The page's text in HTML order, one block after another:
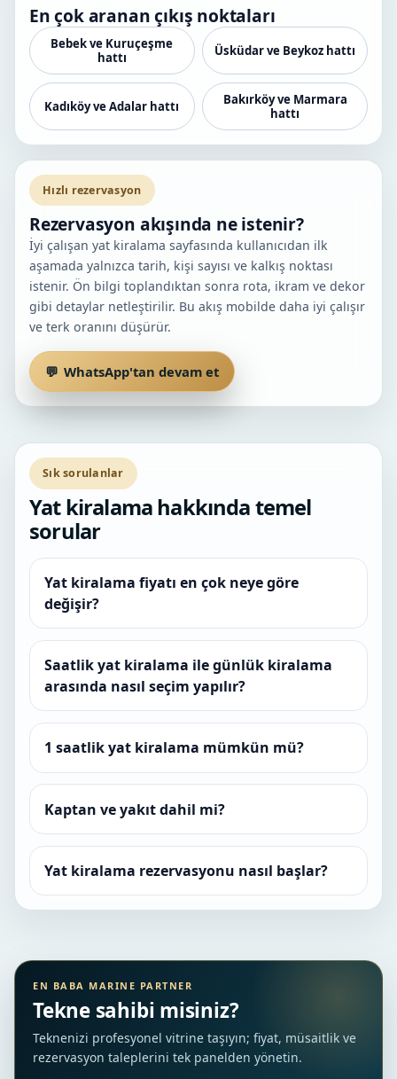
En çok aranan çıkış noktaları
Bebek ve Kuruçeşme
hattı
Üsküdar ve Beykoz hattı
Kadıköy ve Adalar hattı
Bakırköy ve Marmara
hattı
Hızlı rezervasyon
Rezervasyon akışında ne istenir?
İyi çalışan yat kiralama sayfasında kullanıcıdan ilk
aşamada yalnızca tarih, kişi sayısı ve kalkış noktası
istenir. Ön bilgi toplandıktan sonra rota, ikram ve dekor
gibi detaylar netleştirilir. Bu akış mobilde daha iyi çalışır
ve terk oranını düşürür.
WhatsApp'tan devam et
Sık sorulanlar
Yat kiralama hakkında temel
sorular
Yat kiralama fiyatı en çok neye göre
değişir?
Saatlik yat kiralama ile günlük kiralama
arasında nasıl seçim yapılır?
1 saatlik yat kiralama mümkün mü?
Kaptan ve yakıt dahil mi?
Yat kiralama rezervasyonu nasıl başlar?
EN BABA MARINE PARTNER
Tekne sahibi misiniz?
Teknenizi profesyonel vitrine taşıyın; fiyat, müsaitlik ve
rezervasyon taleplerini tek panelden yönetin.